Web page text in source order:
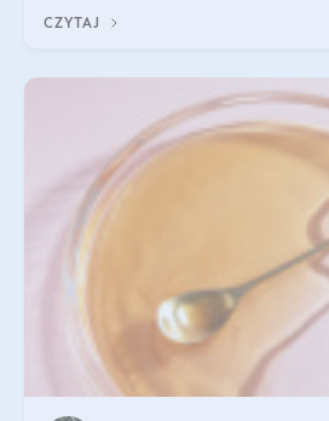
CZYTAJ